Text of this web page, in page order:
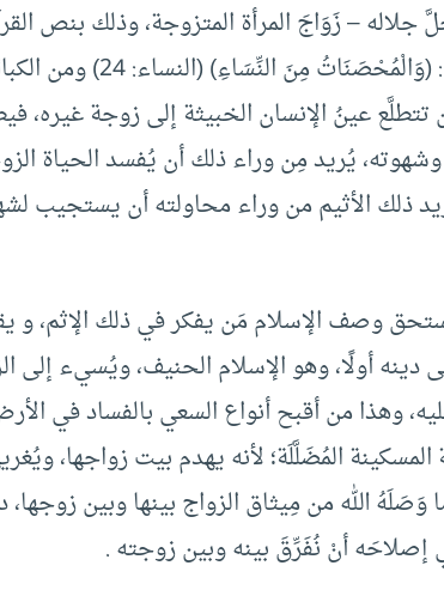
جلاله – زَوَاجَ المرأة المتزوجة، وذلك بنص
المُحَرَّمَات بقوله :
عينُ الإنسان الخبيثة إلى زوجة غيره،
يُريد مِن وراء ذلك أن يُفسد الحياة
ذلك الأثيم من وراء محاولته أن يستجيب
وصف الإسلام مَن يفكر في ذلك الإثم، و
أولًا، وهو الإسلام الحنيف، ويُسيء إلى
وهذا من أقبح أنواع السعي بالفساد في
المُضَلَّلَة؛ لأنه يهدم بيت زواجها،
وَصَلَهُ الله من مِيثاق الزواج بينها وبين
إصلاحَه أنْ نُفَرِّقَ بينه وبين زوجته .